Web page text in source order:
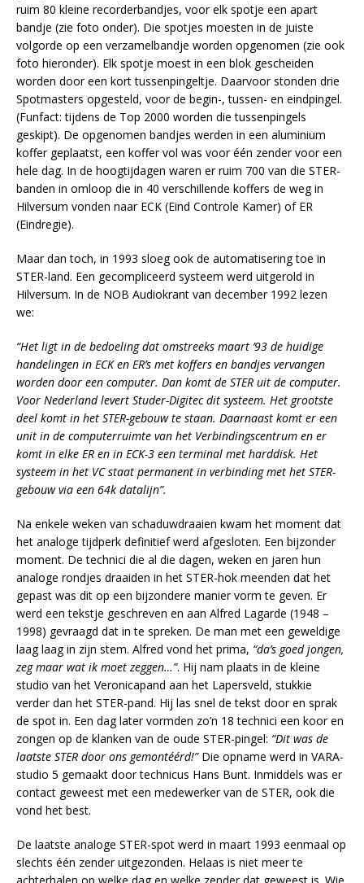
ruim 80 kleine recorderbandjes, voor elk spotje een apart
bandje (zie foto onder). Die spotjes moesten in de juiste
volgorde op een verzamelbandje worden opgenomen (zie ook
foto hieronder). Elk spotje moest in een blok gescheiden
worden door een kort tussenpingeltje. Daarvoor stonden drie
Spotmasters opgesteld, voor de begin-, tussen- en eindpingel.
(Funfact: tijdens de Top 2000 worden die tussenpingels
geskipt). De opgenomen bandjes werden in een aluminium
koffer geplaatst, een koffer vol was voor één zender voor een
hele dag. In de hoogtijdagen waren er ruim 700 van die STER-
banden in omloop die in 40 verschillende koffers de weg in
Hilversum vonden naar ECK (Eind Controle Kamer) of ER
(Eindregie).
Maar dan toch, in 1993 sloeg ook de automatisering toe in
STER-land. Een gecompliceerd systeem werd uitgerold in
Hilversum. In de NOB Audiokrant van december 1992 lezen
we:
“Het ligt in de bedoeling dat omstreeks maart ’93 de huidige
handelingen in ECK en ER’s met koffers en bandjes vervangen
worden door een computer. Dan komt de STER uit de computer.
Voor Nederland levert Studer-Digitec dit systeem. Het grootste
deel komt in het STER-gebouw te staan. Daarnaast komt er een
unit in de computerruimte van het Verbindingscentrum en er
komt in elke ER en in ECK-3 een terminal met harddisk. Het
systeem in het VC staat permanent in verbinding met het STER-
gebouw via een 64k datalijn”.
Na enkele weken van schaduwdraaien kwam het moment dat
het analoge tijdperk definitief werd afgesloten. Een bijzonder
moment. De technici die al die dagen, weken en jaren hun
analoge rondjes draaiden in het STER-hok meenden dat het
gepast was dit op een bijzondere manier vorm te geven. Er
werd een tekstje geschreven en aan Alfred Lagarde (1948 –
1998) gevraagd dat in te spreken. De man met een geweldige
laag laag in zijn stem. Alfred vond het prima, “da’s goed jongen,
zeg maar wat ik moet zeggen…”. Hij nam plaats in de kleine
studio van het Veronicapand aan het Lapersveld, stukkie
verder dan het STER-pand. Hij las snel de tekst door en sprak
de spot in. Een dag later vormden zo’n 18 technici een koor en
zongen op de klanken van de oude STER-pingel: “Dit was de
laatste STER door ons gemontéérd!”Die opname werd in VARA-
studio 5 gemaakt door technicus Hans Bunt. Inmiddels was er
contact geweest met een medewerker van de STER, ook die
vond het best.
De laatste analoge STER-spot werd in maart 1993 eenmaal op
slechts één zender uitgezonden. Helaas is niet meer te